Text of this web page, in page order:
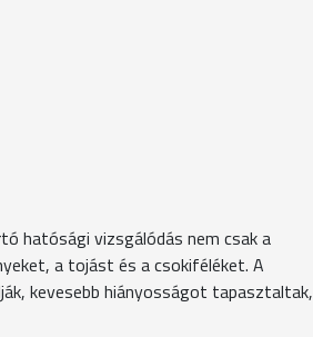
hatósági vizsgálódás nem csak a
a tojást és a csokiféléket. A
kevesebb hiányosságot tapasztaltak,